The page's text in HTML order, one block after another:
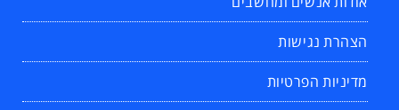
הצהרת נגישות
מדיניות הפרטיות